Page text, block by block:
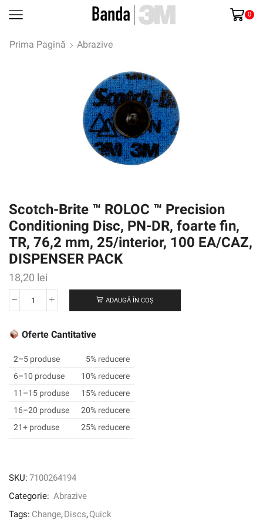
0
Prima Pagină Abrazive
Scotch-Brite ™ ROLOC ™ Precision
Conditioning Disc, PN-DR, foarte fin,
TR, 76,2 mm, 25/interior, 100 EA/CAZ,
DISPENSER PACK
18,20 lei
Cantitate
Brite
ROLOC
Precision
Conditioning
Disc,
PN-
TR,
mm,
25/interior,
ADAUGĂ ÎN COȘ
Oferte Cantitative
2–5 produse
5% reducere
6–10 produse
10% reducere
11–15 produse
15% reducere
16–20 produse
20% reducere
21+ produse
25% reducere
SKU: 7100264194
Categorie: Abrazive
Tags: Change,Discs,Quick